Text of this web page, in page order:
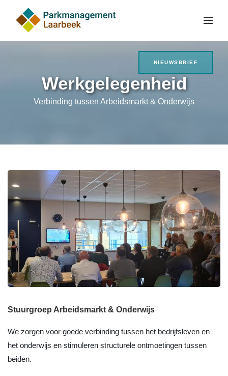
Werkgelegenheid
Verbinding tussen Arbeidsmarkt & Onderwijs
Stuurgroep Arbeidsmarkt & Onderwijs
We zorgen voor goede verbinding tussen het bedrijfsleven en
het onderwijs en stimuleren structurele ontmoetingen tussen
beiden.
NIEUWSBRIEF